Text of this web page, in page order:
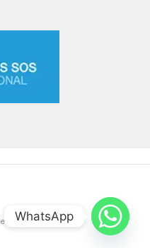
Abogados - CPA
WhatsApp